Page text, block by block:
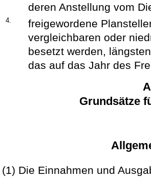
deren Anstellung vom
4.
freigewordene
vergleichbaren oder
besetzt werden,
das auf das Jahr des
Grundsätze
(1) Die Einnahmen und